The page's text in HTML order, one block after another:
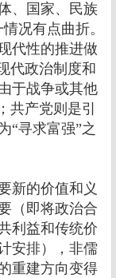
、国家、民族
况有点曲折。
代性的推进做
代政治制度和
于战争或其他
共产党则是引
“寻求富强”之
新的价值和义
（即将政治合
利益和传统价
安排），非儒
重建方向变得